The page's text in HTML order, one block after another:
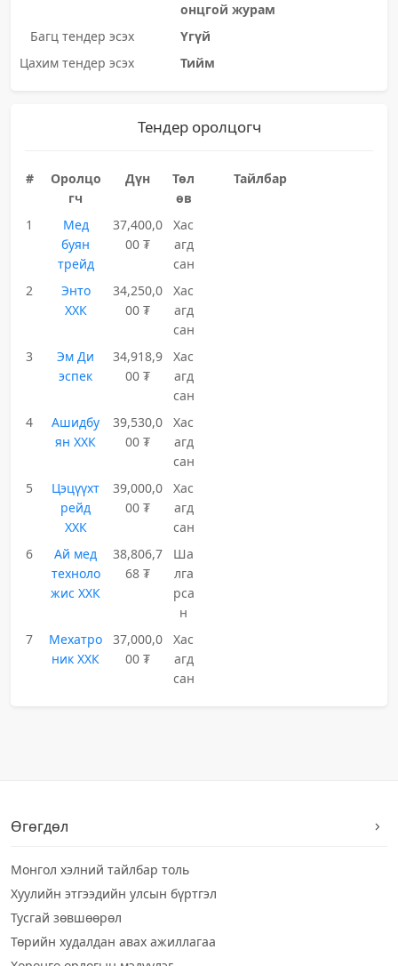
онцгой журам
Багц тендер эсэх
Үгүй
Цахим тендер эсэх
Тийм
Тендер оролцогч
#
Оролцо
гч
Дүн
Төл
өв
Тайлбар
1
Мед
буян
трейд
37,400,0
00 ₮
Хас
агд
сан
2
Энто
ХХК
34,250,0
00 ₮
Хас
агд
сан
3
Эм Ди
эспек
34,918,9
00 ₮
Хас
агд
сан
4
Ашидбу
ян ХХК
39,530,0
00 ₮
Хас
агд
сан
5
Цэцүүхт
рейд
ХХК
39,000,0
00 ₮
Хас
агд
сан
6
Ай мед
техноло
жис ХХК
38,806,7
68 ₮
Ша
лга
рса
н
7
Мехатро
ник ХХК
37,000,0
00 ₮
Хас
агд
сан
Өгөгдөл
Монгол хэлний тайлбар толь
Хуулийн этгээдийн улсын бүртгэл
Тусгай зөвшөөрөл
Төрийн худалдан авах ажиллагаа